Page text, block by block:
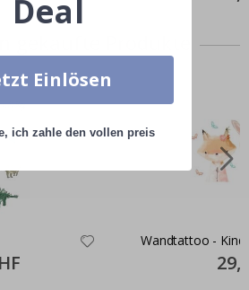
Wandtattoo -
Price
Deal
Einlösen
ich zahle den vollen preis